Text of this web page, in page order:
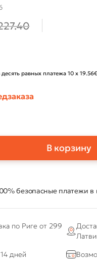
равных платежа 10 x 19.56€
В корзину
безопасные платежи
по Риге от 299
дней